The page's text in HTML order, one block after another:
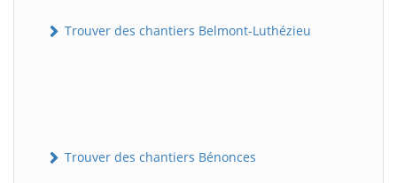
Trouver des chantiers Belmont-Luthézieu
Trouver des chantiers Bénonces